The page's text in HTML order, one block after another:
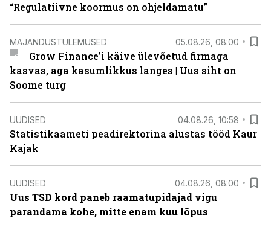
“Regulatiivne koormus on ohjeldamatu”
MAJANDUSTULEMUSED 05.08.26, 08:00
Grow Finance’i käive ülevõetud firmaga
kasvas, aga kasumlikkus langes | Uus siht on
Soome turg
UUDISED 04.08.26, 10:58
Statistikaameti peadirektorina alustas tööd Kaur
Kajak
UUDISED 04.08.26, 08:00
Uus TSD kord paneb raamatupidajad vigu
parandama kohe, mitte enam kuu lõpus